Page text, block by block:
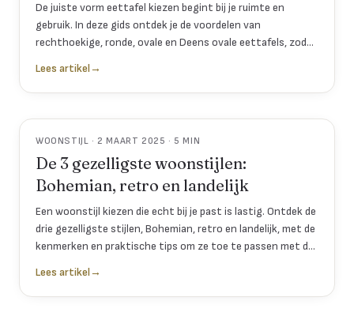
De juiste vorm eettafel kiezen begint bij je ruimte en
gebruik. In deze gids ontdek je de voordelen van
rechthoekige, ronde, ovale en Deens ovale eettafels, zodat
Lees artikel→
WOONSTIJL · 2 MAART 2025 · 5 MIN
De 3 gezelligste woonstijlen:
Bohemian, retro en landelijk
Een woonstijl kiezen die echt bij je past is lastig. Ontdek de
drie gezelligste stijlen, Bohemian, retro en landelijk, met de
kenmerken en praktische tips om ze toe te passen met de
Lees artikel→